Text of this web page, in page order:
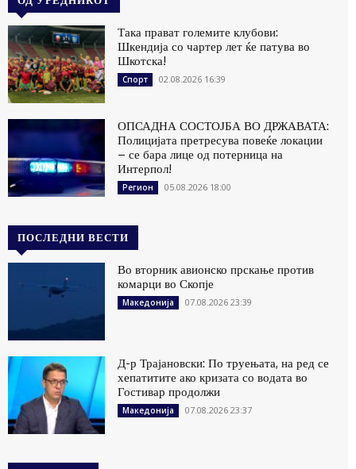
Така прават големите клубови:
Шкендија со чартер лет ќе патува во
Шкотска!
Спорт 02.08.2026 16:39
ОПСАДНА СОСТОЈБА ВО ДРЖАВАТА:
Полицијата претресува повеќе локации
– се бара лице од потерница на
Интерпол!
Регион 05.08.2026 18:00
ПОСЛЕДНИ ВЕСТИ
Во вторник авионско прскање против
комарци во Скопје
Македонија 07.08.2026 23:39
Д-р Трајановски: По труењата, на ред се
хепатитите ако кризата со водата во
Гостивар продолжи
Македонија 07.08.2026 23:37